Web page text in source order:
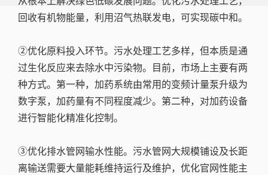
回收有机物能量，利用沼气热联发电，可实现碳中和。
②优化原料投入环节。污水处理工艺多样，但本质是通
过生化反应来去除水中污染物。目前，市场上主要有两
种方式。第一种，加药系统由常用的变频计量泵升级为
数字泵，加药量有不同程度减少。第二种，对加药设备
进行智能化精准化控制。
③优化排水管网输水性能。污水管网大规模铺设及长距
离输送需要大量能耗维持运行及维护，优化官网性能主